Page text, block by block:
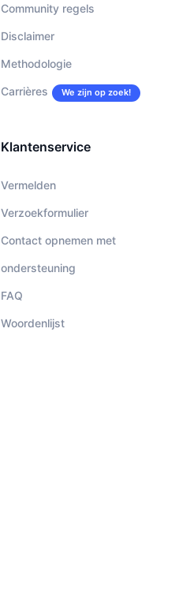
Community regels
Disclaimer
Methodologie
Carrières We zijn op zoek!
Klantenservice
Vermelden
Verzoekformulier
Contact opnemen met
ondersteuning
FAQ
Woordenlijst